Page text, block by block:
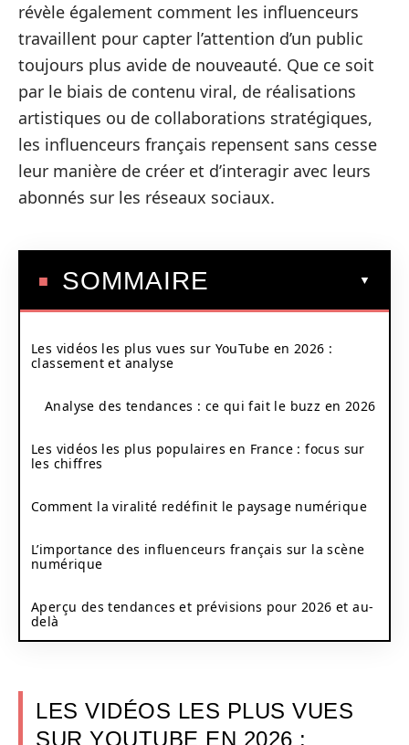
révèle également comment les influenceurs
travaillent pour capter l’attention d’un public
toujours plus avide de nouveauté. Que ce soit
par le biais de contenu viral, de réalisations
artistiques ou de collaborations stratégiques,
les influenceurs français repensent sans cesse
leur manière de créer et d’interagir avec leurs
abonnés sur les réseaux sociaux.
SOMMAIRE
Les vidéos les plus vues sur YouTube en 2026 :
classement et analyse
Analyse des tendances : ce qui fait le buzz en 2026
Les vidéos les plus populaires en France : focus sur
les chiffres
Comment la viralité redéfinit le paysage numérique
L’importance des influenceurs français sur la scène
numérique
Aperçu des tendances et prévisions pour 2026 et au-
delà
LES VIDÉOS LES PLUS VUES
SUR YOUTUBE EN 2026 :